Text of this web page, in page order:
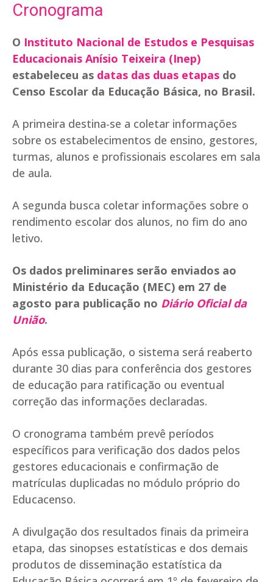
Cronograma
O Instituto Nacional de Estudos e Pesquisas
Educacionais Anísio Teixeira (Inep)
estabeleceu as datas das duas etapas do
Censo Escolar da Educação Básica, no Brasil.
A primeira destina-se a coletar informações
sobre os estabelecimentos de ensino, gestores,
turmas, alunos e profissionais escolares em sala
de aula.
A segunda busca coletar informações sobre o
rendimento escolar dos alunos, no fim do ano
letivo.
Os dados preliminares serão enviados ao
Ministério da Educação (MEC) em 27 de
agosto para publicação no Diário Oficial da
União.
Após essa publicação, o sistema será reaberto
durante 30 dias para conferência dos gestores
de educação para ratificação ou eventual
correção das informações declaradas.
O cronograma também prevê períodos
específicos para verificação dos dados pelos
gestores educacionais e confirmação de
matrículas duplicadas no módulo próprio do
Educacenso.
A divulgação dos resultados finais da primeira
etapa, das sinopses estatísticas e dos demais
produtos de disseminação estatística da